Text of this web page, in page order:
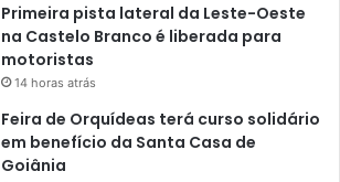
Primeira pista lateral da Leste-Oeste
na Castelo Branco é liberada para
motoristas
14 horas atrás
Feira de Orquídeas terá curso solidário
em benefício da Santa Casa de
Goiânia